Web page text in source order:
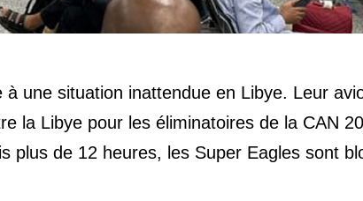
une situation inattendue en Libye. Leur
la Libye pour les éliminatoires de la CAN
plus de 12 heures, les Super Eagles sont